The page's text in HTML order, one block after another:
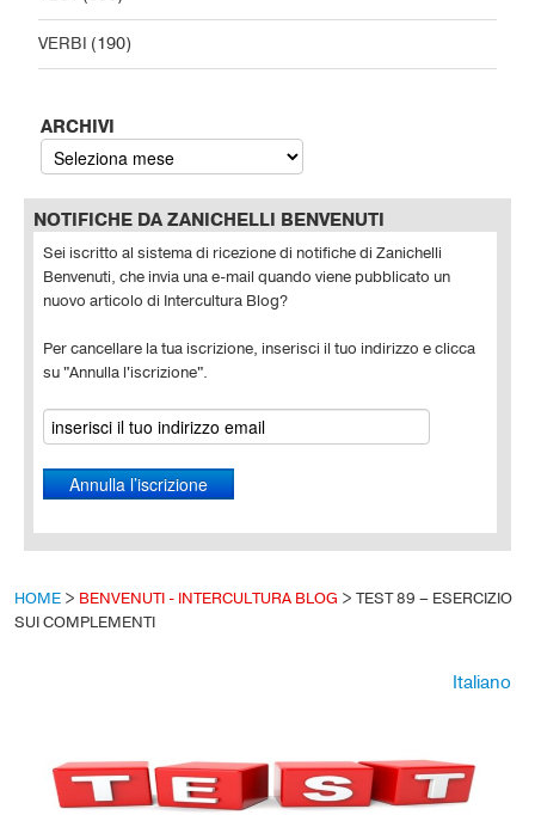
VERBI (190)
ARCHIVI
NOTIFICHE DA ZANICHELLI BENVENUTI
Sei iscritto al sistema di ricezione di notifiche di Zanichelli
Benvenuti, che invia una e-mail quando viene pubblicato un
nuovo articolo di Intercultura Blog?
Per cancellare la tua iscrizione, inserisci il tuo indirizzo e clicca
su "Annulla l'iscrizione".
HOME > BENVENUTI - INTERCULTURA BLOG > TEST 89 – ESERCIZIO
SUI COMPLEMENTI
Italiano